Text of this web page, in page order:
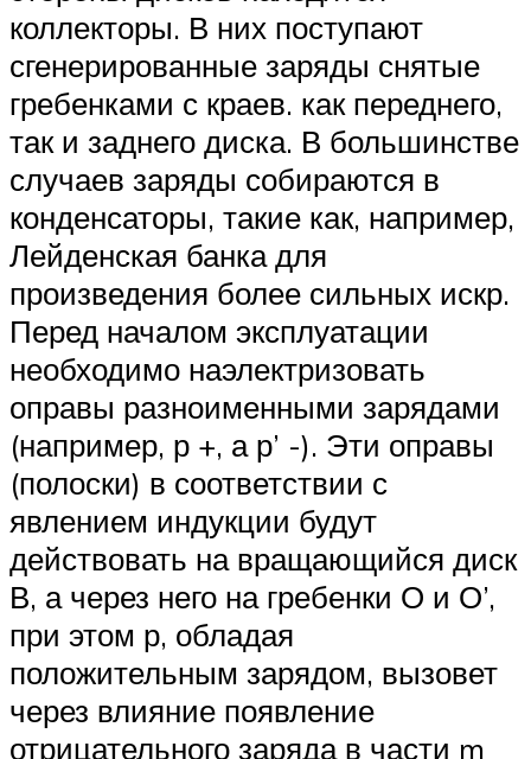
коллекторы. В них поступают
сгенерированные заряды снятые
гребенками с краев. как переднего,
так и заднего диска. В большинстве
случаев заряды собираются в
конденсаторы, такие как, например,
Лейденская банка для
произведения более сильных искр.
Перед началом эксплуатации
необходимо наэлектризовать
оправы разноименными зарядами
(например, р +, а р’ -). Эти оправы
(полоски) в соответствии с
явлением индукции будут
действовать на вращающийся диск
В, а через него на гребенки О и О’,
при этом р, обладая
положительным зарядом, вызовет
через влияние появление
отрицательного заряда в части m